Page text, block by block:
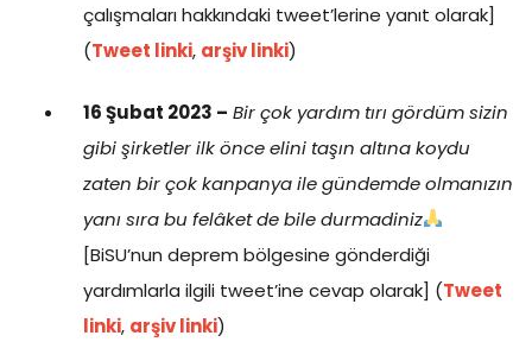
çalışmaları hakkındaki tweet’lerine yanıt olarak]
(Tweet linki, arşiv linki)
16 Şubat 2023 – Bir çok yardım tırı gördüm sizin
gibi şirketler ilk önce elini taşın altına koydu
zaten bir çok kanpanya ile gündemde olmanızın
yanı sıra bu felâket de bile durmadiniz
[BiSU’nun deprem bölgesine gönderdiği
yardımlarla ilgili tweet’ine cevap olarak] (Tweet
linki, arşiv linki)